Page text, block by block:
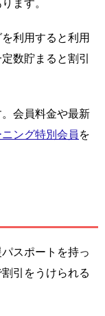
ます。
利用すると利用
数貯まると割引
会員料金や最新
ング特別会員 を
スポートを持っ
引をうけられる